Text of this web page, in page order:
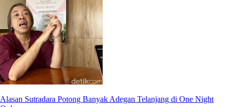
Alasan Sutradara Potong Banyak Adegan Telanjang di One Night